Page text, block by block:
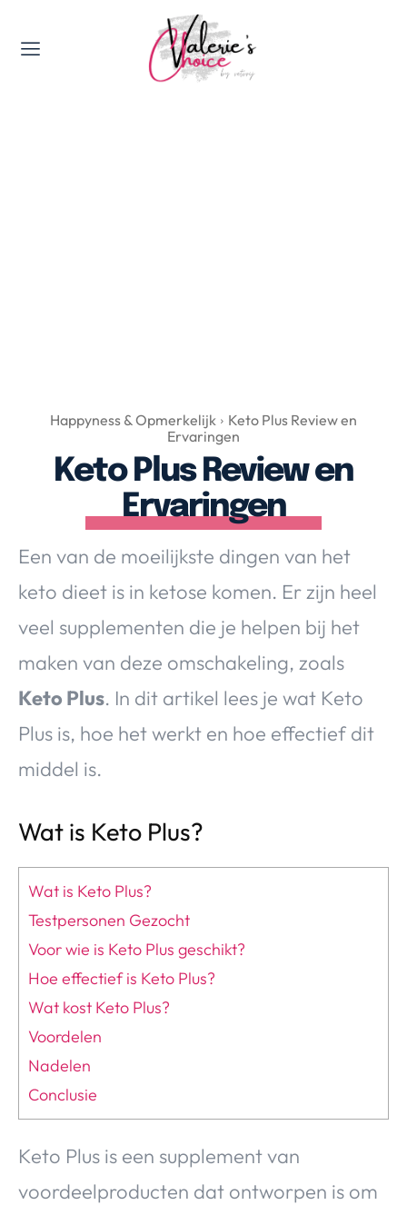
Valerie's Topics
Over Valerie
Over Valerie
De Top 5
Contact
VALERIE'S CHOICE
Food & Drinks Health & Beauty Gadgets
Huis & Tuin
Lifestyle
Happyness & Opmerkelijk
Keto Plus Review en
Ervaringen
Keto Plus Review en
Ervaringen
Een van de moeilijkste dingen van het
keto dieet is in ketose komen. Er zijn heel
veel supplementen die je helpen bij het
maken van deze omschakeling, zoals
Keto Plus. In dit artikel lees je wat Keto
Plus is, hoe het werkt en hoe effectief dit
middel is.
Wat is Keto Plus?
Wat is Keto Plus?
Testpersonen Gezocht
Voor wie is Keto Plus geschikt?
Hoe effectief is Keto Plus?
Wat kost Keto Plus?
Voordelen
Nadelen
Conclusie
Keto Plus is een supplement van
voordeelproducten dat ontworpen is om